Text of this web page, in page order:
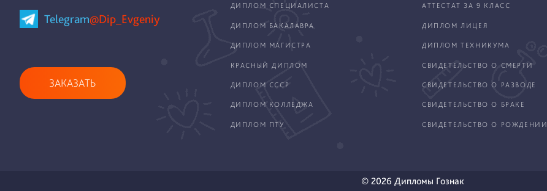
Telegram@Dip_Evgeniy
ЗАКАЗАТЬ
ДИПЛОМ СПЕЦИАЛИСТА АТТЕСТАТ ЗА 9 КЛАСС
ДИПЛОМ БАКАЛАВРА ДИПЛОМ ЛИЦЕЯ
ДИПЛОМ МАГИСТРА ДИПЛОМ ТЕХНИКУМА
КРАСНЫЙ ДИПЛОМ СВИДЕТЕЛЬСТВО О СМЕРТИ
ДИПЛОМ СССР СВИДЕТЕЛЬСТВО О РАЗВОДЕ
ДИПЛОМ КОЛЛЕДЖА СВИДЕТЕЛЬСТВО О БРАКЕ
ДИПЛОМ ПТУ СВИДЕТЕЛЬСТВО О РОЖДЕНИИ
© 2026 Дипломы Гознак